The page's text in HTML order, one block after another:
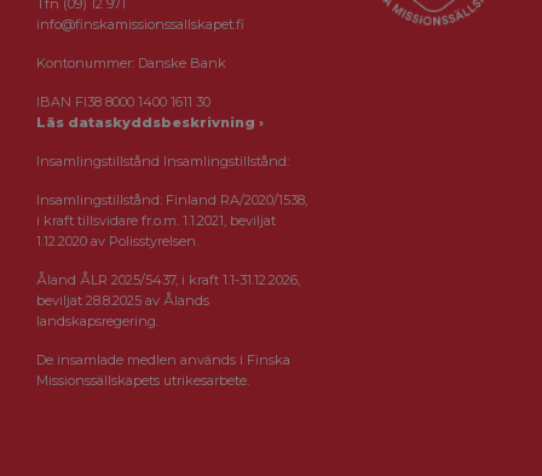
Tfn (09) 12 971
info@finskamissionssallskapet.fi
Kontonummer: Danske Bank
IBAN FI38 8000 1400 1611 30
Läs dataskyddsbeskrivning ›
Insamlingstillstånd Insamlingstillstånd:
Insamlingstillstånd: Finland RA/2020/1538,
i kraft tillsvidare fr.o.m. 1.1.2021, beviljat
1.12.2020 av Polisstyrelsen.
Åland ÅLR 2025/5437, i kraft 1.1-31.12.2026,
beviljat 28.8.2025 av Ålands
landskapsregering.
De insamlade medlen används i Finska
Missionssällskapets utrikesarbete.